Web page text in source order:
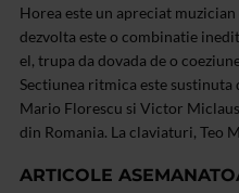
Horea este un apreciat
dezvolta este o combinatie
el, trupa da dovada de o
Sectiunea ritmica este
Mario Florescu si Victor
din Romania. La claviaturi, Teo
ARTICOLE